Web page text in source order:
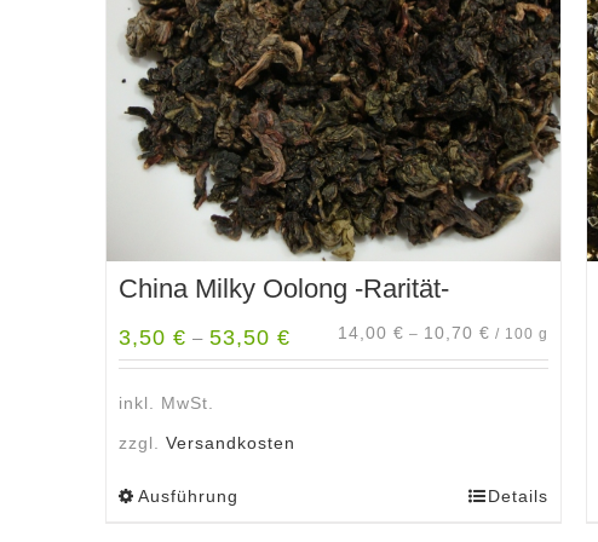
China Milky Oolong -Rarität-
3,50 € – 53,50 € 14,00 € – 10,70 € / 100 g
inkl. MwSt.
zzgl. Versandkosten
Ausführung Details